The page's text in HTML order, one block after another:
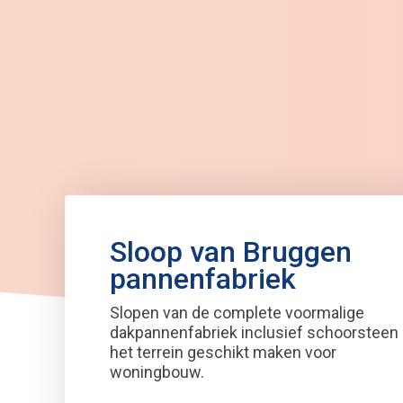
Sloop van Bruggen
pannenfabriek
Slopen van de complete voormalige
dakpannenfabriek inclusief schoorsteen
het terrein geschikt maken voor
woningbouw.